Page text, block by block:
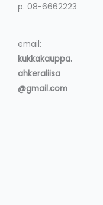
p. 08-6662223
email:
kukkakauppa.
ahkeraliisa
@gmail.com